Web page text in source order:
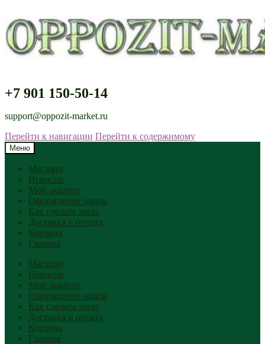
+7 901 150-50-14
support@oppozit-market.ru
Перейти к навигации Перейти к содержимому
Меню
Магазин
Новости
Мой аккаунт
Оформление заказа
Как сделать заказ
Доставка и оплата
Корзина
Главная
Магазин
Новости
Мой аккаунт
Оформление заказа
Как сделать заказ
Доставка и оплата
Корзина
Главная